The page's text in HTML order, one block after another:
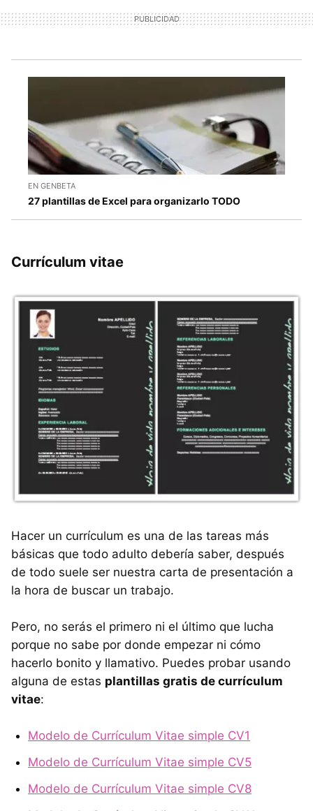
EN GENBETA
27 plantillas de Excel para organizarlo TODO
Currículum vitae
Hacer un currículum es una de las tareas más
básicas que todo adulto debería saber, después
de todo suele ser nuestra carta de presentación a
la hora de buscar un trabajo.
Pero, no serás el primero ni el último que lucha
porque no sabe por donde empezar ni cómo
hacerlo bonito y llamativo. Puedes probar usando
alguna de estas plantillas gratis de currículum
vitae:
Modelo de Currículum Vitae simple CV1
Modelo de Currículum Vitae simple CV5
Modelo de Currículum Vitae simple CV8